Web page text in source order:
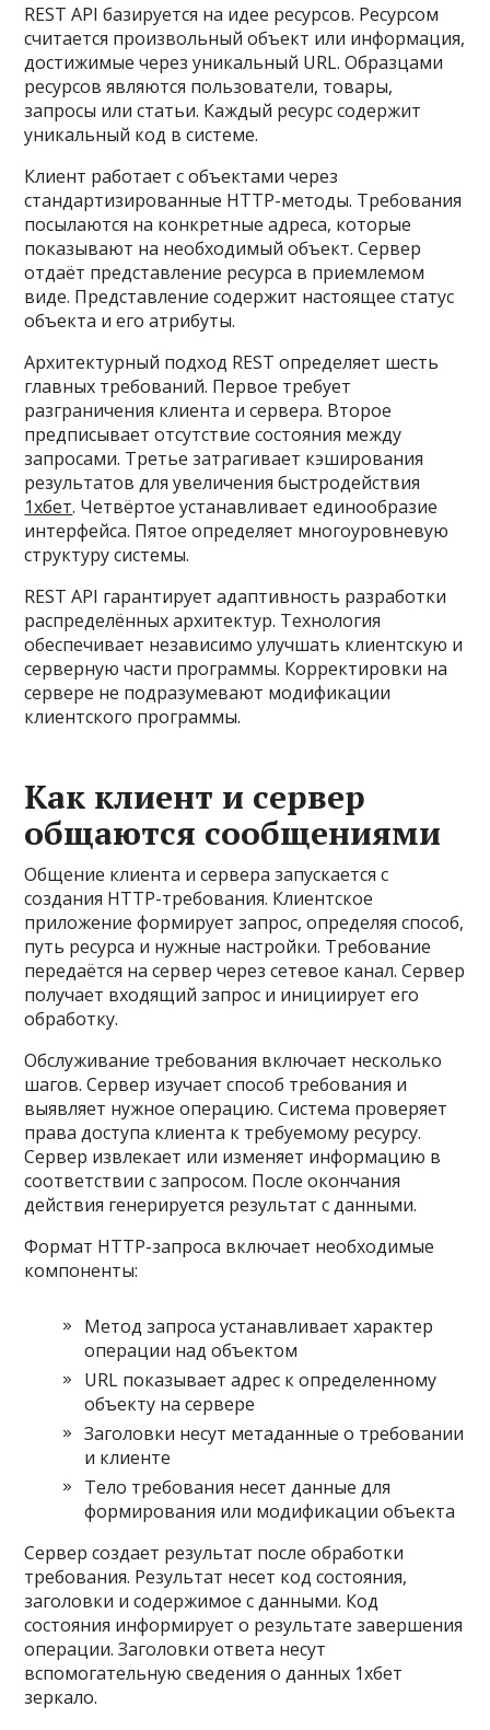
REST API базируется на идее ресурсов. Ресурсом
считается произвольный объект или информация,
достижимые через уникальный URL. Образцами
ресурсов являются пользователи, товары,
запросы или статьи. Каждый ресурс содержит
уникальный код в системе.
Клиент работает с объектами через
стандартизированные HTTP-методы. Требования
посылаются на конкретные адреса, которые
показывают на необходимый объект. Сервер
отдаёт представление ресурса в приемлемом
виде. Представление содержит настоящее статус
объекта и его атрибуты.
Архитектурный подход REST определяет шесть
главных требований. Первое требует
разграничения клиента и сервера. Второе
предписывает отсутствие состояния между
запросами. Третье затрагивает кэширования
результатов для увеличения быстродействия
1хбет. Четвёртое устанавливает единообразие
интерфейса. Пятое определяет многоуровневую
структуру системы.
REST API гарантирует адаптивность разработки
распределённых архитектур. Технология
обеспечивает независимо улучшать клиентскую и
серверную части программы. Корректировки на
сервере не подразумевают модификации
клиентского программы.
Как клиент и сервер
общаются сообщениями
Общение клиента и сервера запускается с
создания HTTP-требования. Клиентское
приложение формирует запрос, определяя способ,
путь ресурса и нужные настройки. Требование
передаётся на сервер через сетевое канал. Сервер
получает входящий запрос и инициирует его
обработку.
Обслуживание требования включает несколько
шагов. Сервер изучает способ требования и
выявляет нужное операцию. Система проверяет
права доступа клиента к требуемому ресурсу.
Сервер извлекает или изменяет информацию в
соответствии с запросом. После окончания
действия генерируется результат с данными.
Формат HTTP-запроса включает необходимые
компоненты:
Метод запроса устанавливает характер
операции над объектом
URL показывает адрес к определенному
объекту на сервере
Заголовки несут метаданные о требовании
и клиенте
Тело требования несет данные для
формирования или модификации объекта
Сервер создает результат после обработки
требования. Результат несет код состояния,
заголовки и содержимое с данными. Код
состояния информирует о результате завершения
операции. Заголовки ответа несут
вспомогательную сведения о данных 1хбет
зеркало.